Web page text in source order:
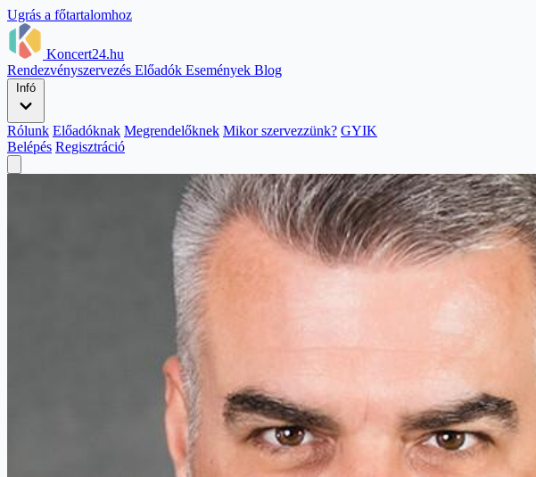
Ugrás a főtartalomhoz
Koncert24.hu
Rendezvényszervezés Előadók Események Blog
Infó
Rólunk Előadóknak Megrendelőknek Mikor szervezzünk? GYIK
Belépés Regisztráció